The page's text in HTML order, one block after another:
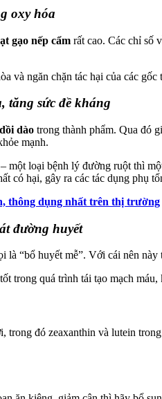
oxy hóa
gạo nếp cẩm rất cao. Các chỉ số
và ngăn chặn tác hại của các
tăng sức đề kháng
dào trong thành phẩm. Qua đó
mạnh.
một loại bệnh lý đường ruột thì
có hại, gây ra các tác dụng phụ
thông dụng nhất trên thị trường
đường huyết
là “bổ huyết mễ”. Với cái nên này
trong quá trình tái tạo mạch
trong đó zeaxanthin và lutein